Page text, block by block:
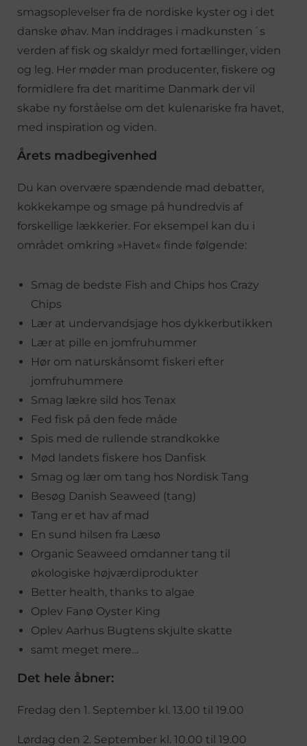
smagsoplevelser fra de nordiske kyster og i det
danske øhav. Man inddrages i madkunsten´s
verden af fisk og skaldyr med fortællinger, viden
og leg. Her møder man producenter, fiskere og
formidlere fra det maritime Danmark der vil
skabe ny forståelse om det kulenariske fra havet,
med inspiration og viden.
Årets madbegivenhed
Du kan overvære spændende mad debatter,
kokkekampe og smage på hundredvis af
forskellige lækkerier. For eksempel kan du i
området omkring »Havet« finde følgende:
Smag de bedste Fish and Chips hos Crazy
Chips
Lær at undervandsjage hos dykkerbutikken
Lær at pille en jomfruhummer
Hør om naturskånsomt fiskeri efter
jomfruhummere
Smag lækre sild hos Tenax
Fed fisk på den fede måde
Spis med de rullende strandkokke
Mød landets fiskere hos Danfisk
Smag og lær om tang hos Nordisk Tang
Besøg Danish Seaweed (tang)
Tang er et hav af mad
En sund hilsen fra Læsø
Organic Seaweed omdanner tang til
økologiske højværdiprodukter
Better health, thanks to algae
Oplev Fanø Oyster King
Oplev Aarhus Bugtens skjulte skatte
samt meget mere…
Det hele åbner:
Fredag den 1. September kl. 13.00 til 19.00
Lørdag den 2. September kl. 10.00 til 19.00